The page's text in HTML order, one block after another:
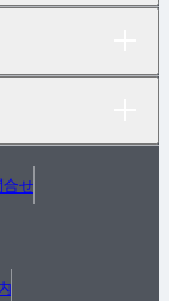
合せ